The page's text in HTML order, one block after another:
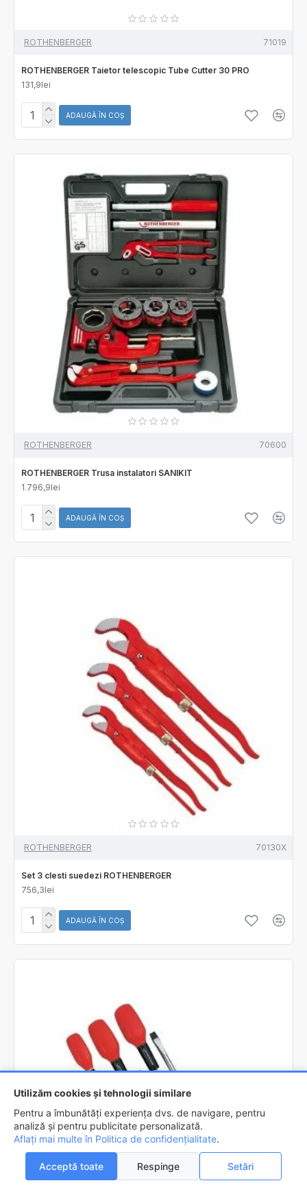
Utilizăm cookies și tehnologii similare
Pentru a îmbunătăți experiența dvs. de navigare, pentru
analiză și pentru publicitate personalizată.
Aflați mai multe în Politica de confidențialitate.
Acceptă toate Respinge Setări
ROTHENBERGER 71019
ROTHENBERGER Taietor telescopic Tube Cutter 30 PRO
131,9lei
ADAUGĂ ÎN COŞ
ROTHENBERGER 70600
ROTHENBERGER Trusa instalatori SANIKIT
1.796,9lei
ADAUGĂ ÎN COŞ
ROTHENBERGER 70130X
Set 3 clesti suedezi ROTHENBERGER
756,3lei
ADAUGĂ ÎN COŞ
0 0
FILTREAZA